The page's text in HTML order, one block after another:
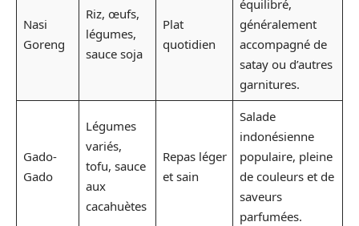
Nasi
Goreng
Riz, œufs,
légumes,
sauce soja
Plat
quotidien
équilibré,
généralement
accompagné de
satay ou d’autres
garnitures.
Gado-
Gado
Légumes
variés,
tofu, sauce
aux
cacahuètes
Repas léger
et sain
Salade
indonésienne
populaire, pleine
de couleurs et de
saveurs
parfumées.